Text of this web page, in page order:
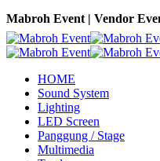
Mabroh Event | Vendor
HOME
Sound System
Lighting
LED Screen
Panggung / Stage
Multimedia